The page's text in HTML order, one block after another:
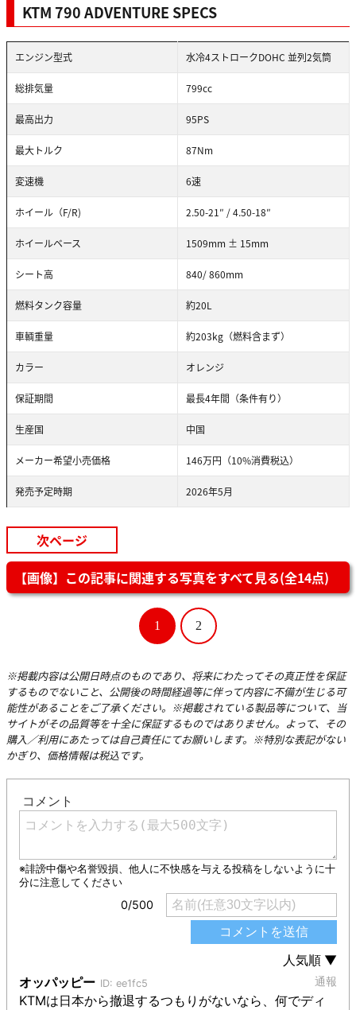
KTM 790 ADVENTURE SPECS
エンジン型式 水冷4ストロークDOHC 並列2気筒
総排気量 799cc
最高出力 95PS
最大トルク 87Nm
変速機 6速
ホイール（F/R) 2.50-21″ / 4.50-18″
ホイールベース 1509mm ± 15mm
シート高 840/ 860mm
燃料タンク容量 約20L
車輌重量 約203kg（燃料含まず）
カラー オレンジ
保証期間 最長4年間（条件有り）
生産国 中国
メーカー希望小売価格 146万円（10%消費税込）
発売予定時期 2026年5月
次ページ
【画像】この記事に関連する写真をすべて見る(全14点)
1 2
※掲載内容は公開日時点のものであり、将来にわたってその真正性を保証
するものでないこと、公開後の時間経過等に伴って内容に不備が生じる可
能性があることをご了承ください。※掲載されている製品等について、当
サイトがその品質等を十全に保証するものではありません。よって、その
購入／利用にあたっては自己責任にてお願いします。※特別な表記がない
かぎり、価格情報は税込です。